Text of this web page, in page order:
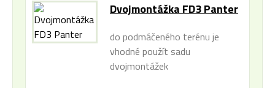
Dvojmontážka FD3 Panter
do podmáčeného terénu je
vhodné použít sadu
dvojmontážek